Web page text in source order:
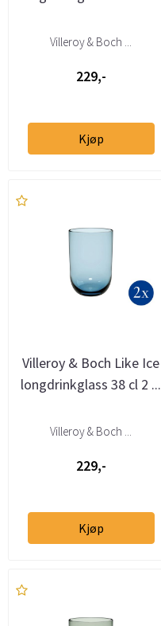
Villeroy & Boch ...
229,-
Kjøp
Villeroy & Boch Like Ice
longdrinkglass 38 cl 2 ...
Villeroy & Boch ...
229,-
Kjøp